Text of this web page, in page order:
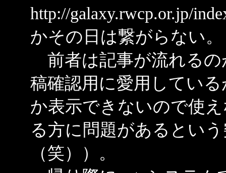
http://galaxy.rwcp.or.jp/
かその日は繋がらない。
前者は記事が流れるの
稿確認用に愛用してい
か表示できないので使
る方に問題があるとい
（笑））。